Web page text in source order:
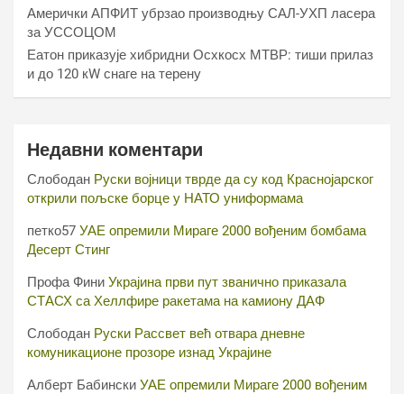
Амерички АПФИТ убрзао производњу САЛ-УХП ласера
за УССОЦОМ
Еатон приказује хибридни Осхкосх МТВР: тиши прилаз
и до 120 кW снаге на терену
Недавни коментари
Слободан Руски војници тврде да су код Краснојарског
открили пољске борце у НАТО униформама
петко57 УАЕ опремили Мираге 2000 вођеним бомбама
Десерт Стинг
Профа Фини Украјина први пут званично приказала
СТАСХ са Хеллфире ракетама на камиону ДАФ
Слободан Руски Рассвет већ отвара дневне
комуникационе прозоре изнад Украјине
Алберт Бабински УАЕ опремили Мираге 2000 вођеним